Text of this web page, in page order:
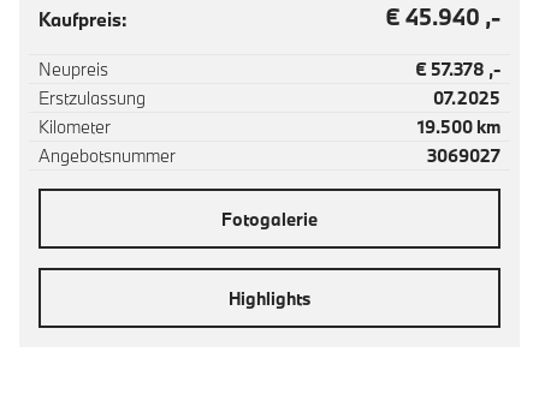
Kaufpreis:
€ 45.940 ,-
Neupreis
€ 57.378 ,-
Erstzulassung
07.2025
Kilometer
19.500 km
Angebotsnummer
3069027
Fotogalerie
Highlights